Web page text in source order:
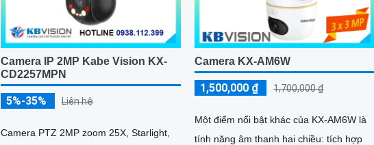
Camera IP 2MP Kabe Vision KX-
CD2257MPN
5%-35% Liên hệ
Camera PTZ 2MP zoom 25X, Starlight,
Camera KX-AM6W
1,500,000 ₫ 1,700,000 ₫
Một điểm nổi bật khác của KX‑AM6W là
tính năng âm thanh hai chiều: tích hợp